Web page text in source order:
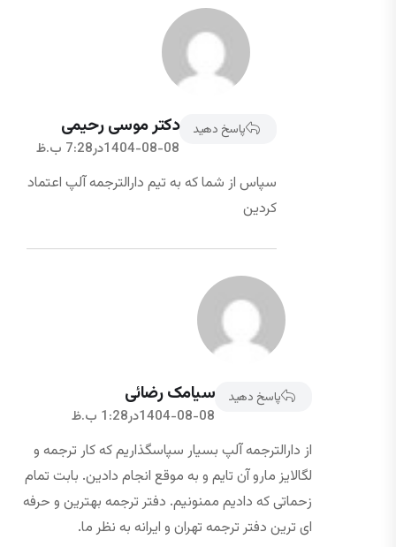
دکتر موسی رحیمی پاسخ دهید
1404-08-08در7:28 ب.ظ
سپاس از شما که به تیم دارالترجمه آلپ اعتماد
کردین
سیامک رضائی پاسخ دهید
1404-08-08در1:28 ب.ظ
از دارالترجمه آلپ بسیار سپاسگذاریم که کار ترجمه و
لگالایز مارو آن تایم و به موقع انجام دادین. بابت تمام
زحماتی که دادیم ممنونیم. دفتر ترجمه بهترین و حرفه
ای ترین دفتر ترجمه تهران و ایرانه به نظر ما.